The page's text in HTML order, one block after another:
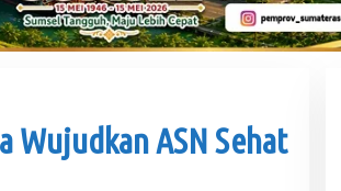
Wujudkan ASN Sehat